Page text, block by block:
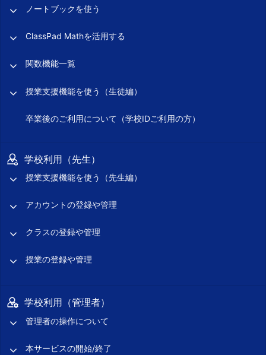
ノートブックを使う
ClassPad Mathを活用する
関数機能一覧
授業支援機能を使う（生徒編）
卒業後のご利用について（学校IDご利用の方）
学校利用（先生）
授業支援機能を使う（先生編）
アカウントの登録や管理
クラスの登録や管理
授業の登録や管理
学校利用（管理者）
管理者の操作について
本サービスの開始/終了